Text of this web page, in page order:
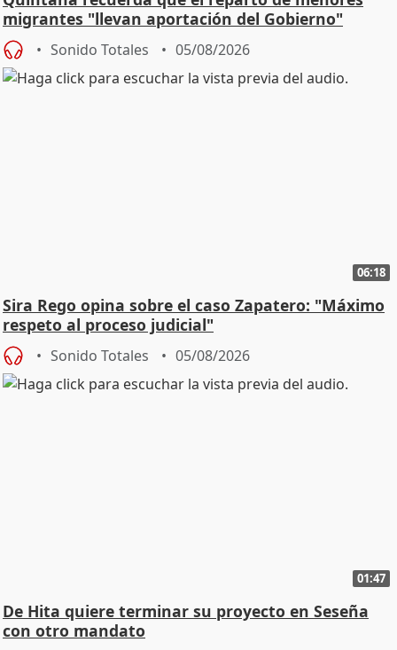
migrantes "llevan aportación del Gobierno"
central
Sonido Totales 05/08/2026
06:18
Sira Rego opina sobre el caso Zapatero: "Máximo
respeto al proceso judicial"
Sonido Totales 05/08/2026
01:47
De Hita quiere terminar su proyecto en Seseña
con otro mandato